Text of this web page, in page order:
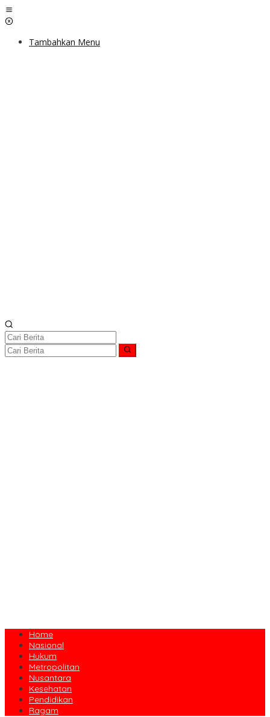
Lewati
ke
Tambahkan Menu
Home
Nasional
Hukum
Metropolitan
Nusantara
Kesehatan
Pendidikan
Ragam